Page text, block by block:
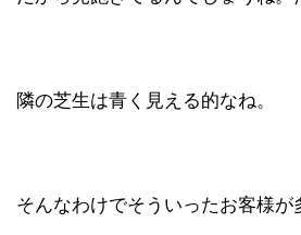
隣の芝生は青く見える的なね。
そんなわけでそういったお客様が